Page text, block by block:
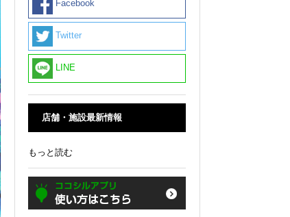
Facebook
Twitter
LINE
店舗・施設最新情報
もっと読む